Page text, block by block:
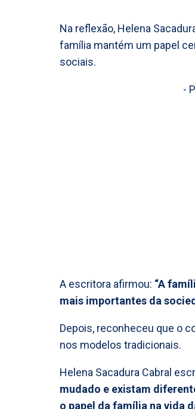
Na reflexão, Helena
família mantém um papel
sociais.
-
A escritora afirmou: “A
mais importantes da
Depois, reconheceu que o
nos modelos tradicionais.
Helena Sacadura Cabral
mudado e existam
o papel da família na vida